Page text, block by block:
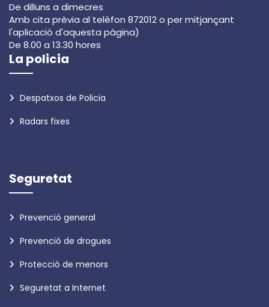
De dilluns a dimecres
Amb cita prèvia al telèfon 872012 o per mitjançant
l'aplicació d'aquesta pàgina)
De 8.00 a 13.30 hores
La policia
Despatxos de Policia
Radars fixes
Seguretat
Prevenció general
Prevenció de drogues
Protecció de menors
Seguretat a Internet